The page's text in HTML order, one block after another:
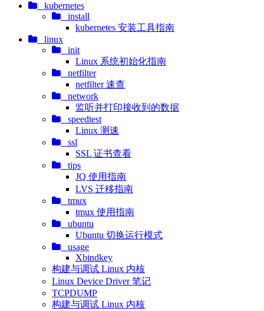
kubernetes
install
kubernetes 安装工具指南
linux
init
Linux 系统初始化指南
netfilter
netfilter 速查
network
监听并打印接收到的数据
speedtest
Linux 测速
ssl
SSL 证书查看
tips
JQ 使用指南
LVS 迁移指南
tmux
tmux 使用指南
ubuntu
Ubuntu 切换运行模式
usage
Xbindkey
构建与调试 Linux 内核
Linux Device Driver 笔记
TCPDUMP
构建与调试 Linux 内核